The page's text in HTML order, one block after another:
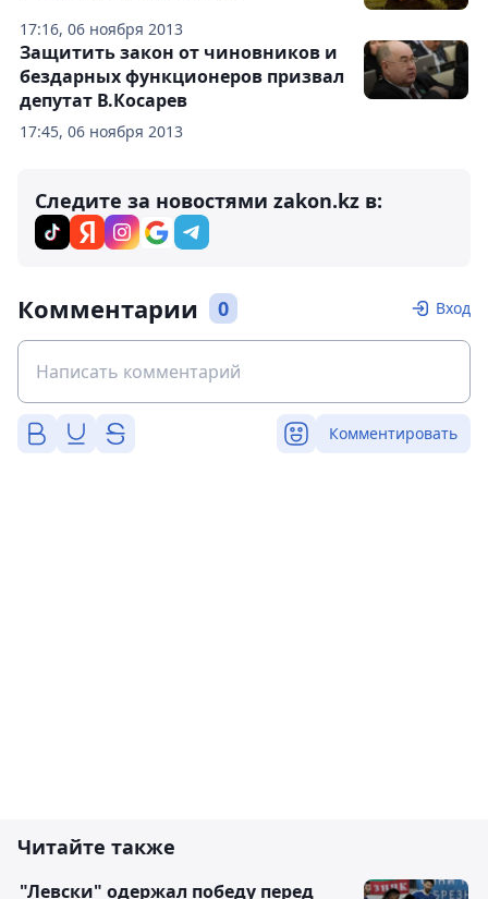
17:16, 06 ноября 2013
17:45, 06 ноября 2013
Защитить закон от чиновников и
бездарных функционеров призвал
депутат В.Косарев
Следите за новостями zakon.kz в:
Комментарии 0 Вход
Комментировать
Читайте также
"Левски" одержал победу перед